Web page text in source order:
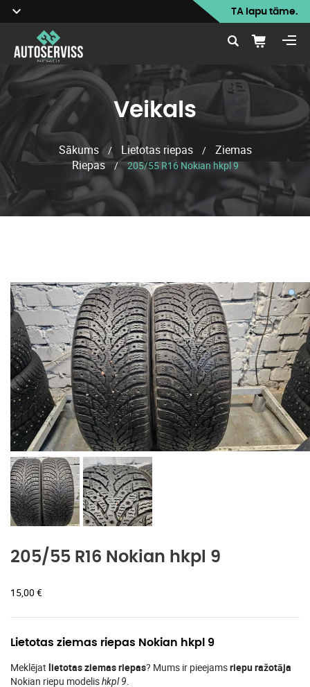
TA lapu tāme.
Veikals
Sākums / Lietotas riepas /
Ziemas
Riepas
/ 205/55 R16 Nokian hkpl 9
205/55 R16 Nokian hkpl 9
15,00 €
Lietotas ziemas riepas Nokian hkpl 9
Meklējat lietotas ziemas riepas? Mums ir pieejamsriepu ražotāja
Nokian riepu modelishkpl 9.